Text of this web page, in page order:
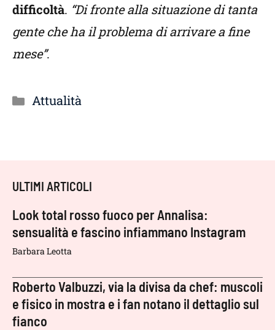
difficoltà. “Di fronte alla situazione di tanta
gente che ha il problema di arrivare a fine
mese”.
Categorie
Attualità
ULTIMI ARTICOLI
Look total rosso fuoco per Annalisa:
sensualità e fascino infiammano Instagram
Barbara Leotta
Roberto Valbuzzi, via la divisa da chef: muscoli
e fisico in mostra e i fan notano il dettaglio sul
fianco